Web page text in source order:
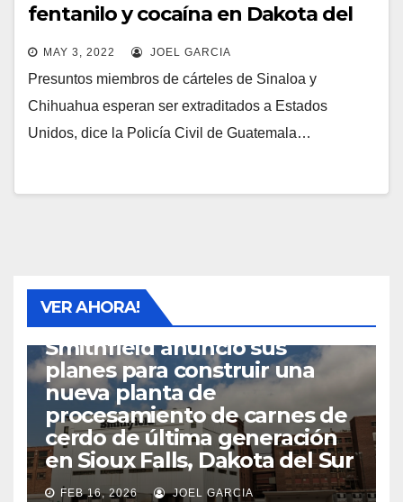
fentanilo y cocaína en Dakota del
SurMAY 3, 2022 JOEL GARCIA
Presuntos miembros de cárteles de Sinaloa y
Chihuahua esperan ser extraditados a Estados
Unidos, dice la Policía Civil de Guatemala…
VER AHORA!
Smithfield anunció sus
planes para construir una
nueva planta de
procesamiento de carnes de
cerdo de última generación
en Sioux Falls, Dakota del Sur
FEB 16, 2026 JOEL GARCIA